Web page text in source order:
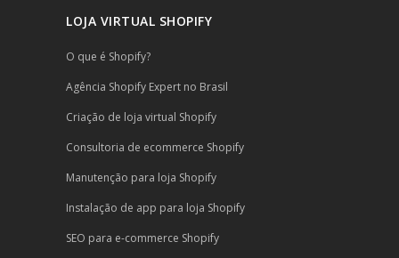
LOJA VIRTUAL SHOPIFY
O que é Shopify?
Agência Shopify Expert no Brasil
Criação de loja virtual Shopify
Consultoria de ecommerce Shopify
Manutenção para loja Shopify
Instalação de app para loja Shopify
SEO para e-commerce Shopify